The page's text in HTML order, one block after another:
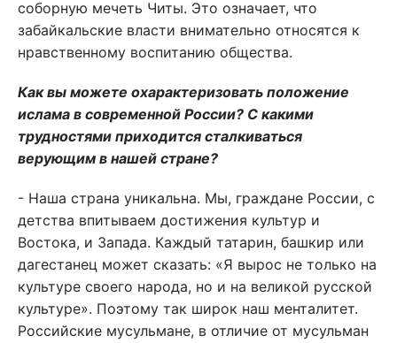
соборную мечеть Читы. Это означает, что
забайкальские власти внимательно относятся к
нравственному воспитанию общества.
Как вы можете охарактеризовать положение
ислама в современной России? С какими
трудностями приходится сталкиваться
верующим в нашей стране?
- Наша страна уникальна. Мы, граждане России, с
детства впитываем достижения культур и
Востока, и Запада. Каждый татарин, башкир или
дагестанец может сказать: «Я вырос не только на
культуре своего народа, но и на великой русской
культуре». Поэтому так широк наш менталитет.
Российские мусульмане, в отличие от мусульман